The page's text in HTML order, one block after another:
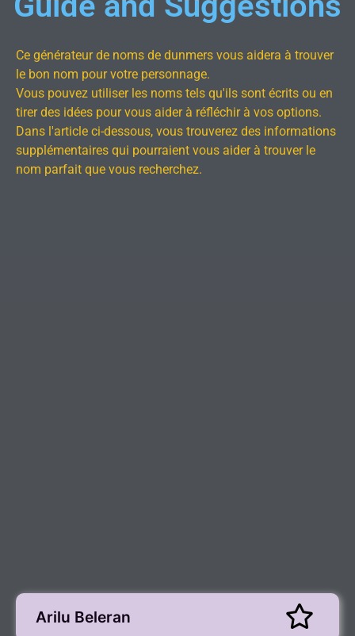
Ce générateur de noms de dunmers vous aidera à trouver
le bon nom pour votre personnage.
Vous pouvez utiliser les noms tels qu'ils sont écrits ou en
tirer des idées pour vous aider à réfléchir à vos options.
Dans l'article ci-dessous, vous trouverez des informations
supplémentaires qui pourraient vous aider à trouver le
nom parfait que vous recherchez.
Arilu Beleran